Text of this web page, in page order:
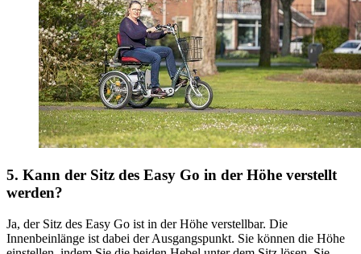
5. Kann der Sitz des Easy Go in der Höhe verstellt
werden?
Ja, der Sitz des Easy Go ist in der Höhe verstellbar. Die
Innenbeinlänge ist dabei der Ausgangspunkt. Sie können die Höhe